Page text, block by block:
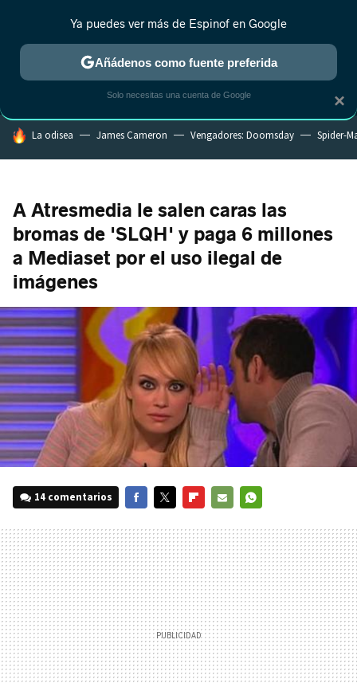
MENÚ NUEVO
ESTRENOS REALITY ANIME RANKINGS CINE
HOY SE HABLA DE
La odisea James Cameron Vengadores: Doomsday Spider-
A Atresmedia le salen caras las
bromas de 'SLQH' y paga 6 millones
a Mediaset por el uso ilegal de
imágenes
14 comentarios
MAIL
×
Ya puedes ver más de Espinof en Google
Añádenos como fuente preferida
Solo necesitas una cuenta de Google